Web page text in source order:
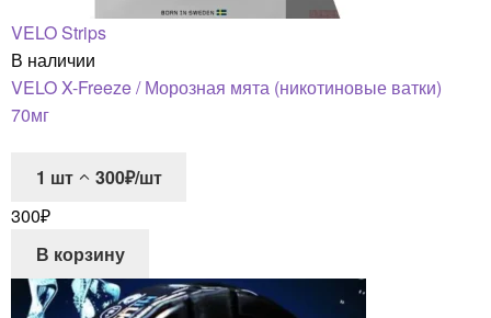
VELO Strips
В наличии
VELO X-Freeze / Морозная мята (никотиновые ватки)
70мг
1 шт
300₽/шт
300₽
В корзину